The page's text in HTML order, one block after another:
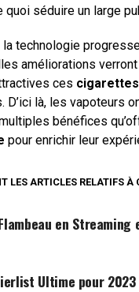
quoi séduire un large
la technologie
améliorations verront
ces
D’ici là, les vapoteurs
bénéfices
pour enrichir leur
LES ARTICLES RELATIFS À
en Streaming
Ultime pour 2023